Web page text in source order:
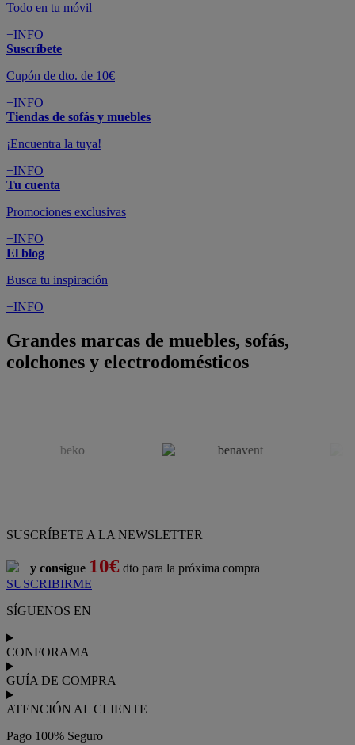
Todo en tu móvil
+INFO
Suscríbete
Cupón de dto. de 10€
+INFO
Tiendas de sofás y muebles
¡Encuentra la tuya!
+INFO
Tu cuenta
Promociones exclusivas
+INFO
El blog
Busca tu inspiración
+INFO
Grandes marcas de muebles, sofás,
colchones y electrodomésticos
SUSCRÍBETE A LA NEWSLETTER
y consigue 10€ dto para la próxima compra
SUSCRIBIRME
SÍGUENOS EN
CONFORAMA
GUÍA DE COMPRA
ATENCIÓN AL CLIENTE
Pago 100% Seguro